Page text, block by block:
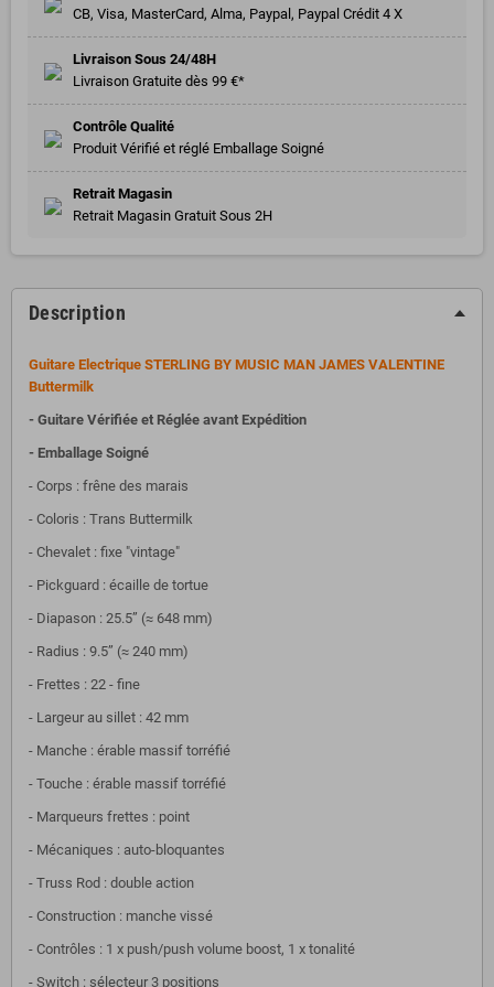
CB, Visa, MasterCard, Alma, Paypal, Paypal Crédit 4 X
Livraison Sous 24/48H
Livraison Gratuite dès 99 €*
Contrôle Qualité
Produit Vérifié et réglé Emballage Soigné
Retrait Magasin
Retrait Magasin Gratuit Sous 2H
Description
Guitare Electrique STERLING BY MUSIC MAN JAMES VALENTINE
Buttermilk
- Guitare Vérifiée et Réglée avant Expédition
- Emballage Soigné
- Corps : frêne des marais
- Coloris : Trans Buttermilk
- Chevalet : fixe "vintage"
- Pickguard : écaille de tortue
- Diapason : 25.5” (≈ 648 mm)
- Radius : 9.5” (≈ 240 mm)
- Frettes : 22 - fine
- Largeur au sillet : 42 mm
- Manche : érable massif torréfié
- Touche : érable massif torréfié
- Marqueurs frettes : point
- Mécaniques : auto-bloquantes
- Truss Rod : double action
- Construction : manche vissé
- Contrôles : 1 x push/push volume boost, 1 x tonalité
- Switch : sélecteur 3 positions